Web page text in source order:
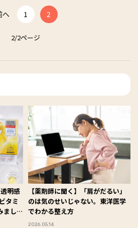
へ 1 2
2/2ページ
明感
タミ
ました
【薬剤師に聞く】「肩がだるい」
のは気のせいじゃない。東洋医学
でわかる整え方
2026.05.14